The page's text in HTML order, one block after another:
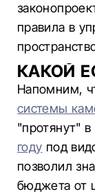
правила в
КАКОЙ
Напомним,
системы
"протянут"
году под
позволил
бюджета от